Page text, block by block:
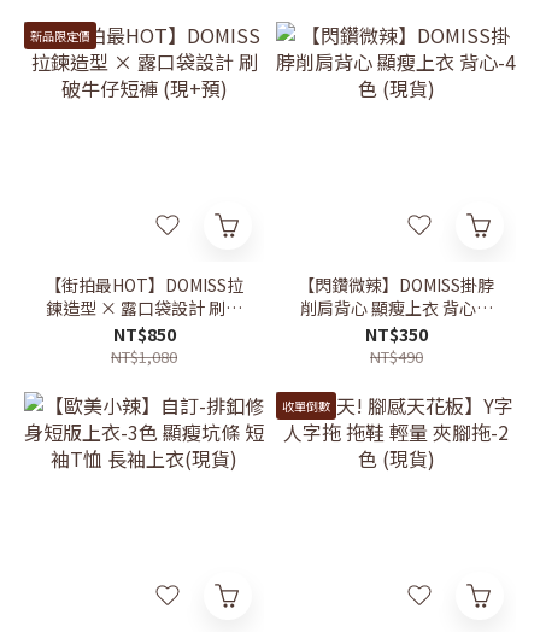
新品限定價
【街拍最HOT】DOMISS拉
鍊造型 × 露口袋設計 刷破
牛仔短褲 (現+預)
NT$850
NT$1,080
【閃鑽微辣】DOMISS掛脖
削肩背心 顯瘦上衣 背心-4
色 (現貨)
NT$350
NT$490
收單倒數